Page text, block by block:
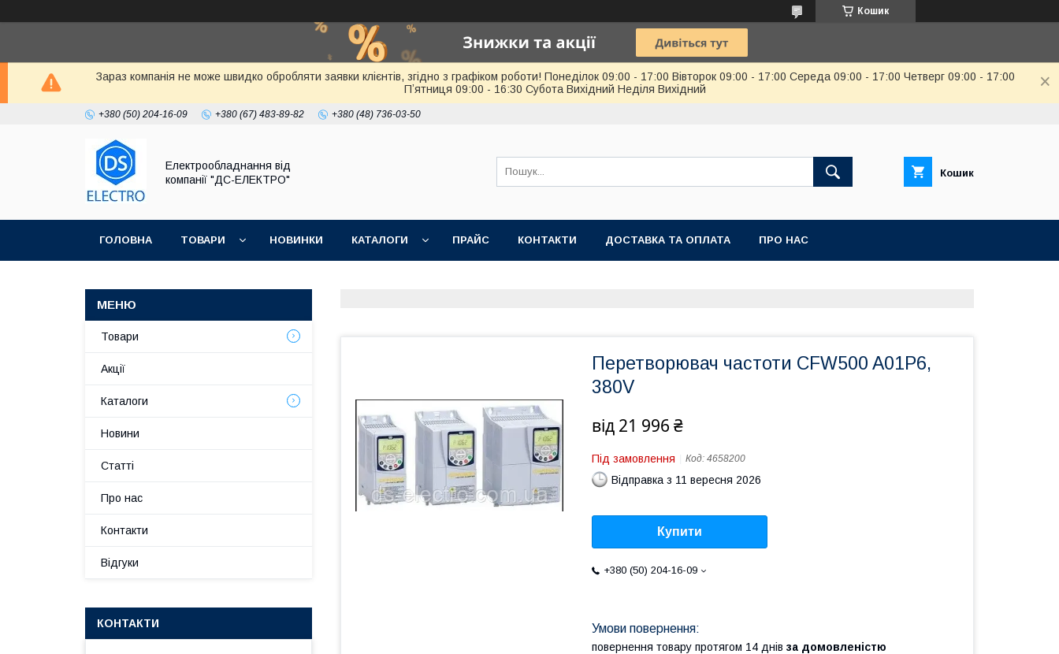
Кошик
Зараз компанія не може швидко обробляти заявки клієнтів, згідно з графіком роботи! Понеділок 09:00 - 17:00 Вівторок 09:00 - 17:00 Середа 09:00 - 17:00 Четверг 09:00 - 17:00
Пʼятниця 09:00 - 16:30 Субота Вихідний Неділя Вихідний
+380 (50) 204-16-09 +380 (67) 483-89-82 +380 (48) 736-03-50
Електрообладнання від
компанії "ДС-ЕЛЕКТРО"
Кошик
ГОЛОВНА ТОВАРИ НОВИНКИ КАТАЛОГИ ПРАЙС КОНТАКТИ ДОСТАВКА ТА ОПЛАТА ПРО НАС
Перетворювач частоти CFW500 A01P6,
380V
від 21 996 ₴
Під замовлення Код: 4658200
Відправка з 11 вересня 2026
Купити
+380 (50) 204-16-09
повернення товару протягом 14 днів за домовленістю
Товари
Акції
Каталоги
Новини
Статті
Про нас
Контакти
Відгуки
КОНТАКТИ